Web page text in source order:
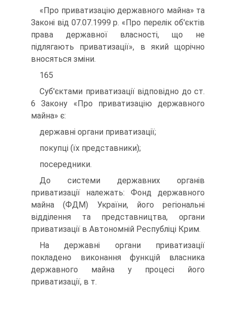
«Про приватизацію державного майна» та
Законі від 07.07.1999 р. «Про перелік об'єктів
права державної власності, що не
підлягають приватизації», в який щорічно
вносяться зміни.
165
Суб'єктами приватизації відповідно до ст.
6 Закону «Про приватизацію державного
майна» є:
державні органи приватизації;
покупці (їх представники);
посередники.
До системи державних органів
приватизації належать: Фонд державного
майна (ФДМ) України, його регіональні
відділення та представництва, органи
приватизації в Автономній Республіці Крим.
На державні органи приватизації
покладено виконання функцій власника
державного майна у процесі його
приватизації, в т.